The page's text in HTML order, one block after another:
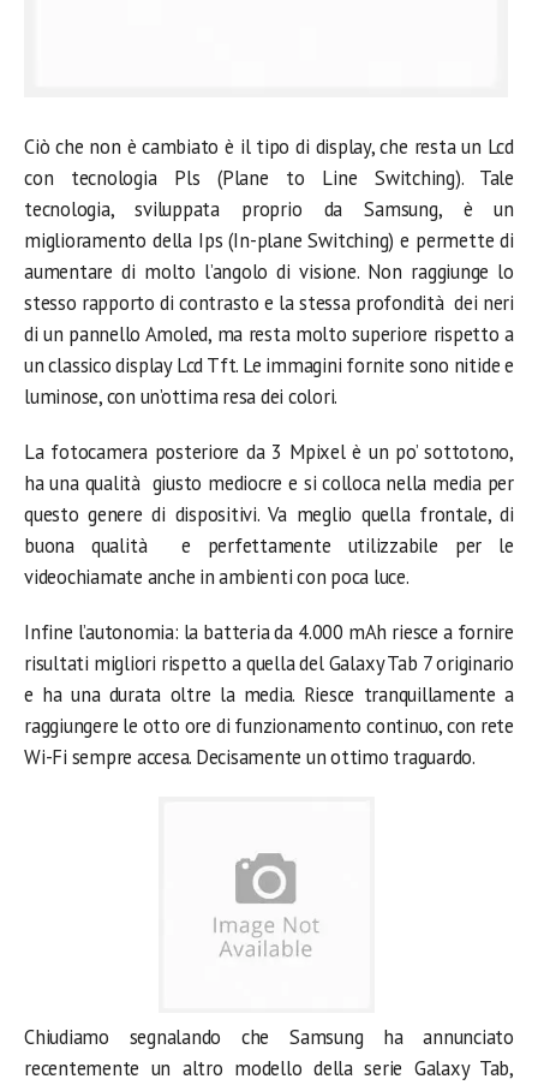
Ciò che non è cambiato è il tipo di display, che resta un Lcd
con tecnologia Pls (Plane to Line Switching). Tale
tecnologia, sviluppata proprio da Samsung, è un
miglioramento della Ips (In-plane Switching) e permette di
aumentare di molto l’angolo di visione. Non raggiunge lo
stesso rapporto di contrasto e la stessa profondità dei neri
di un pannello Amoled, ma resta molto superiore rispetto a
un classico display Lcd Tft. Le immagini fornite sono nitide e
luminose, con un’ottima resa dei colori.
La fotocamera posteriore da 3 Mpixel è un po’ sottotono,
ha una qualità giusto mediocre e si colloca nella media per
questo genere di dispositivi. Va meglio quella frontale, di
buona qualità e perfettamente utilizzabile per le
videochiamate anche in ambienti con poca luce.
Infine l’autonomia: la batteria da 4.000 mAh riesce a fornire
risultati migliori rispetto a quella del Galaxy Tab 7 originario
e ha una durata oltre la media. Riesce tranquillamente a
raggiungere le otto ore di funzionamento continuo, con rete
Wi-Fi sempre accesa. Decisamente un ottimo traguardo.
Chiudiamo segnalando che Samsung ha annunciato
recentemente un altro modello della serie Galaxy Tab,